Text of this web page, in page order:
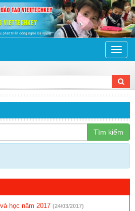
Toggle
Tìm kiếm
học năm 2017 (24/03/2017)